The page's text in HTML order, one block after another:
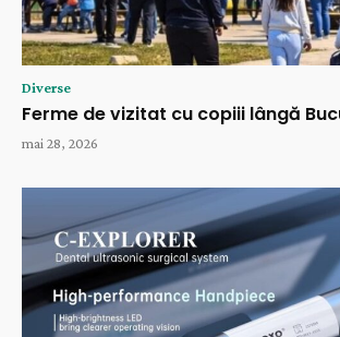
Diverse
Ferme de vizitat cu copiii lângă
mai 28, 2026